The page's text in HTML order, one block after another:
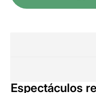
Espectáculos